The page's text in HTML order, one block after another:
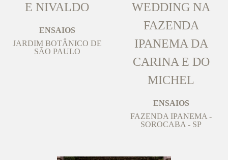
E NIVALDO
ENSAIOS
JARDIM BOTÂNICO DE
SÃO PAULO
WEDDING NA
FAZENDA
IPANEMA DA
CARINA E DO
MICHEL
ENSAIOS
FAZENDA IPANEMA -
SOROCABA - SP